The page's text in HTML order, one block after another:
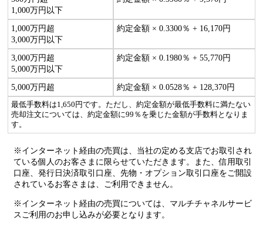
1,000万円以下
1,000万円超
3,000万円以下
約定金額 × 0.3300％ + 16,170円
3,000万円超
5,000万円以下
約定金額 × 0.1980％ + 55,770円
5,000万円超 約定金額 × 0.0528％ + 128,370円
最低手数料は1,650円です。ただし、約定金額が最低手数料に満たない
売却注文については、約定金額に99％を乗じた金額が手数料となりま
す。
※インターネット経由の売買は、当社の定める支店でお取引され
ている個人のお客さまに限らせていただきます。また、信用取引
口座、発行日決済取引口座、先物・オプション取引口座をご開設
されているお客さまは、ご利用できません。
※インターネット経由の売買については、マルチチャネルサービ
スご利用のお申し込みが必要となります。